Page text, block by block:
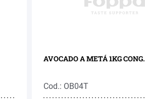
AVOCADO A METÁ 1KG CONG.
Cod.: OB04T